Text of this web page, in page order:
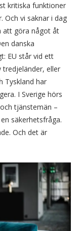
kritiska funktioner
Och vi saknar i dag
att göra något åt
danska
EU står vid ett
tredjeländer, eller
Tyskland har
I Sverige hörs
tjänstemän –
säkerhetsfråga.
Och det är